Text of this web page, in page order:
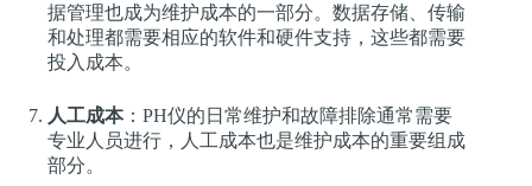
据管理也成为维护成本的一部分。数据存储、传输
和处理都需要相应的软件和硬件支持，这些都需要
投入成本。
人工成本：PH仪的日常维护和故障排除通常需要
专业人员进行，人工成本也是维护成本的重要组成
部分。